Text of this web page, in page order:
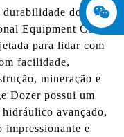
do Large
Equipment Co.,
para lidar com
facilidade,
mineração e
Dozer possui um
avançado,
impressionante e